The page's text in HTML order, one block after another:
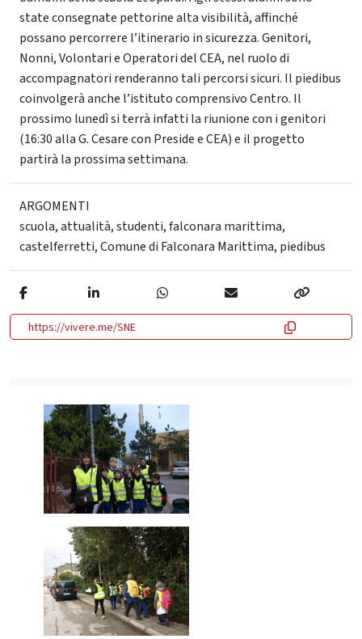
state consegnate pettorine alta visibilità, affinché
possano percorrere l’itinerario in sicurezza. Genitori,
Nonni, Volontari e Operatori del CEA, nel ruolo di
accompagnatori renderanno tali percorsi sicuri. Il piedibus
coinvolgerà anche l’istituto comprensivo Centro. Il
prossimo lunedì si terrà infatti la riunione con i genitori
(16:30 alla G. Cesare con Preside e CEA) e il progetto
partirà la prossima settimana.
ARGOMENTI
scuola,attualità,studenti,falconara marittima,
castelferretti,Comune di Falconara Marittima, piedibus
https://vivere.me/SNE